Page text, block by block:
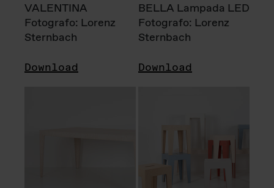
VALENTINA
Fotografo: Lorenz
Sternbach
Download
BELLA Lampada LED
Fotografo: Lorenz
Sternbach
Download